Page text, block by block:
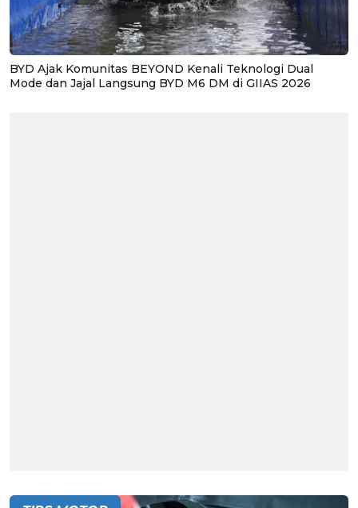
BYD Ajak Komunitas BEYOND Kenali Teknologi Dual
Mode dan Jajal Langsung BYD M6 DM di GIIAS 2026